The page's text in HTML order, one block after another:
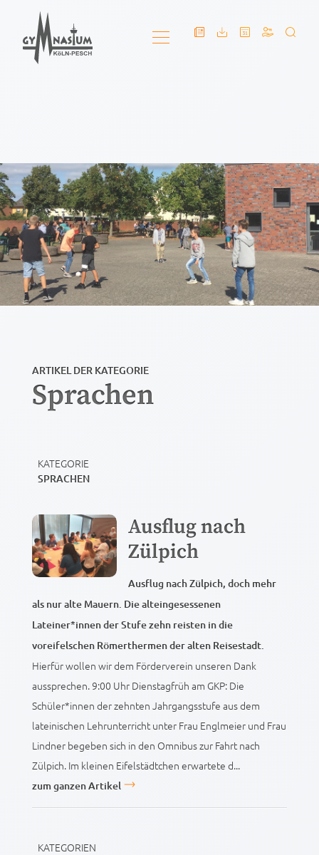
ARTIKEL DER KATEGORIE
Sprachen
KATEGORIE
SPRACHEN
Ausflug nach
Zülpich
Ausflug nach Zülpich, doch mehr
als nur alte Mauern. Die alteingesessenen
Lateiner*innen der Stufe zehn reisten in die
voreifelschen Römerthermen der alten Reisestadt.
Hierfür wollen wir dem Förderverein unseren Dank
aussprechen. 9:00 Uhr Dienstagfrüh am GKP: Die
Schüler*innen der zehnten Jahrgangsstufe aus dem
lateinischen Lehrunterricht unter Frau Englmeier und Frau
Lindner begeben sich in den Omnibus zur Fahrt nach
Zülpich. Im kleinen Eifelstädtchen erwartete d...
zum ganzen Artikel
KATEGORIEN